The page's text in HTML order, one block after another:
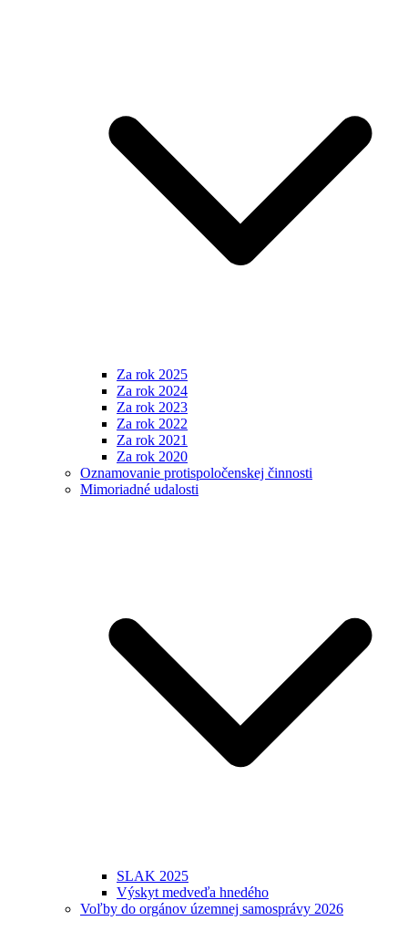
Za rok 2025
Za rok 2024
Za rok 2023
Za rok 2022
Za rok 2021
Za rok 2020
Oznamovanie protispoločenskej činnosti
Mimoriadné udalosti
SLAK 2025
Výskyt medveďa hnedého
Voľby do orgánov územnej samosprávy 2026